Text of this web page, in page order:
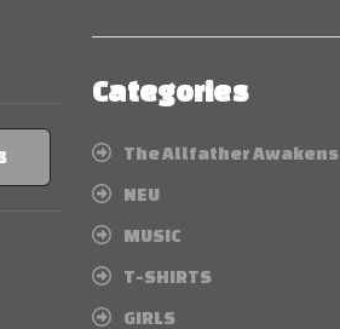
Categories
The Allfather Awakens
NEU
MUSIC
T-SHIRTS
GIRLS